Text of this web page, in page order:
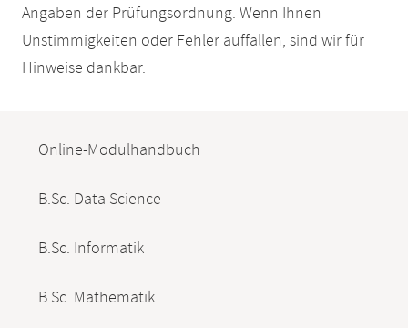
Angaben der Prüfungsordnung. Wenn Ihnen
Unstimmigkeiten oder Fehler auffallen, sind wir für
Hinweise dankbar.
NavigationOnline-Modulhandbuch
B.Sc. Data Science
B.Sc. Informatik
B.Sc. Mathematik